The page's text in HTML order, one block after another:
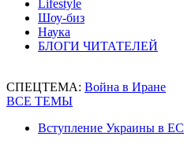
Lifestyle
Шоу-биз
Наука
БЛОГИ ЧИТАТЕЛЕЙ
СПЕЦТЕМА: Война в Иране
ВСЕ ТЕМЫ
Вступление Украины в ЕС